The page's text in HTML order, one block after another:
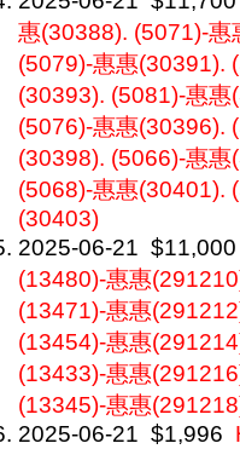
惠(30388). (5071)-
(5079)-惠惠(30391).
(30393). (5081)-惠
(5076)-惠惠(30396).
(30398). (5066)-惠
(5068)-惠惠(30401).
(30403)
2025-06-21 $11,000
(13480)-惠惠
(13471)-惠惠
(13454)-惠惠
(13433)-惠惠
(13345)-惠惠
2025-06-21 $1,996